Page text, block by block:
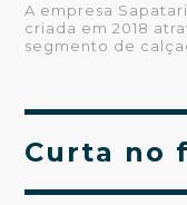
A empresa
criada em 2018
segmento de
Curta no